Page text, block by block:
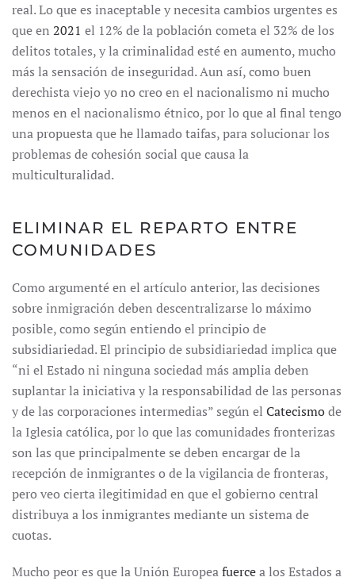
real. Lo que es inaceptable y necesita cambios urgentes es
que en 2021 el 12% de la población cometa el 32% de los
delitos totales, y la criminalidad esté en aumento, mucho
más la sensación de inseguridad. Aun así, como buen
derechista viejo yo no creo en el nacionalismo ni mucho
menos en el nacionalismo étnico, por lo que al final tengo
una propuesta que he llamado taifas, para solucionar los
problemas de cohesión social que causa la
multiculturalidad.
ELIMINAR EL REPARTO ENTRE
COMUNIDADES
Como argumenté en el artículo anterior, las decisiones
sobre inmigración deben descentralizarse lo máximo
posible, como según entiendo el principio de
subsidiariedad. El principio de subsidiariedad implica que
“ni el Estado ni ninguna sociedad más amplia deben
suplantar la iniciativa y la responsabilidad de las personas
y de las corporaciones intermedias” según el Catecismode
la Iglesia católica, por lo que las comunidades fronterizas
son las que principalmente se deben encargar de la
recepción de inmigrantes o de la vigilancia de fronteras,
pero veo cierta ilegitimidad en que el gobierno central
distribuya a los inmigrantes mediante un sistema de
cuotas.
Mucho peor es que la Unión Europeafuercea los Estados a